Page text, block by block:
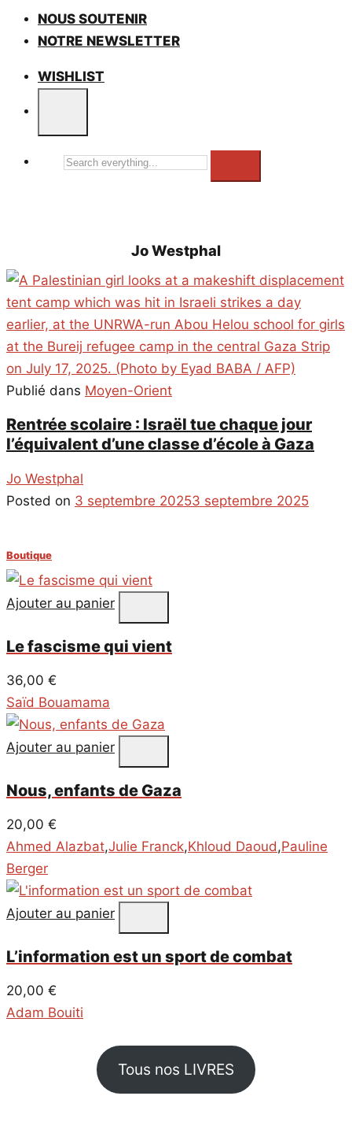
NOUS SOUTENIR
NOTRE NEWSLETTER
WISHLIST
Search
Jo Westphal
Publié dans Moyen-Orient
Rentrée scolaire : Israël tue chaque jour
l’équivalent d’une classe d’école à Gaza
Jo Westphal
Posted on 3 septembre 20253 septembre 2025
Boutique
Ajouter au panier
Le fascisme qui vient
36,00 €
Saïd Bouamama
Ajouter au panier
Nous, enfants de Gaza
20,00 €
Ahmed Alazbat,Julie Franck,Khloud Daoud,Pauline
Berger
Ajouter au panier
L’information est un sport de combat
20,00 €
Adam Bouiti
Tous nos LIVRES